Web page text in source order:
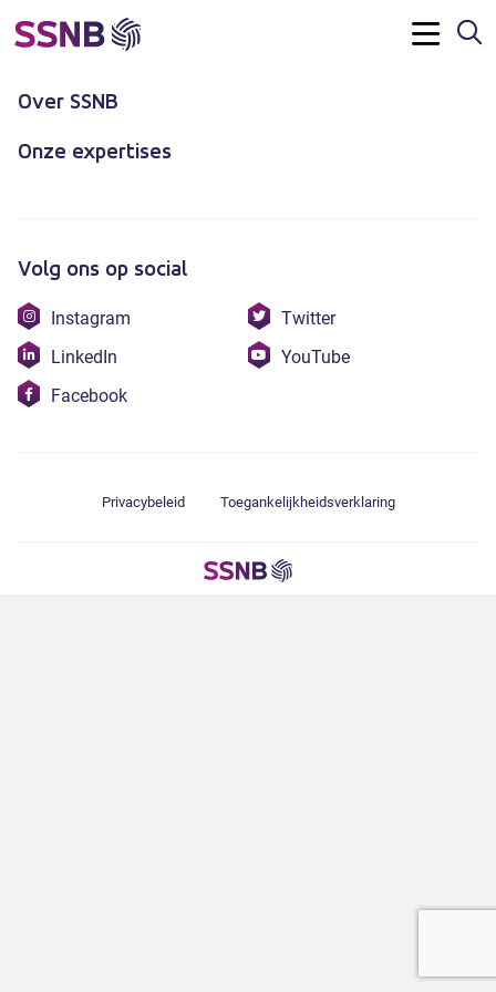
Contact
Over SSNB
Onze expertises
Volg ons op social
Bezoek
onze
instagram
Instagram
Bezoek
onze
Twitter
Bezoek
onze
LinkedIn
Bezoek
YouTube
Bezoek
Facebook
Privacybeleid Toegankelijkheidsverklaring